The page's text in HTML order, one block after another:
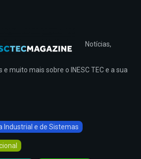
Notícias,
muito mais sobre o INESC TEC e a sua
Industrial e de Sistemas